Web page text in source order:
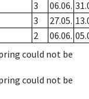
3 06.06.
3 27.05.
2 06.06.
could not be
could not be